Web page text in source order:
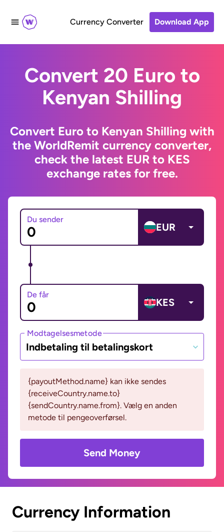
Currency Converter Download App
Convert 20 Euro to
Kenyan Shilling
Convert Euro to Kenyan Shilling with
the WorldRemit currency converter,
check the latest EUR to KES
exchange rates for free.
Du sender
EUR
De får
KES
Modtagelsesmetode
Indbetaling til betalingskort
{payoutMethod.name} kan ikke sendes
{receiveCountry.name.to}
{sendCountry.name.from}. Vælg en anden
metode til pengeoverførsel.
Send Money
Currency Information